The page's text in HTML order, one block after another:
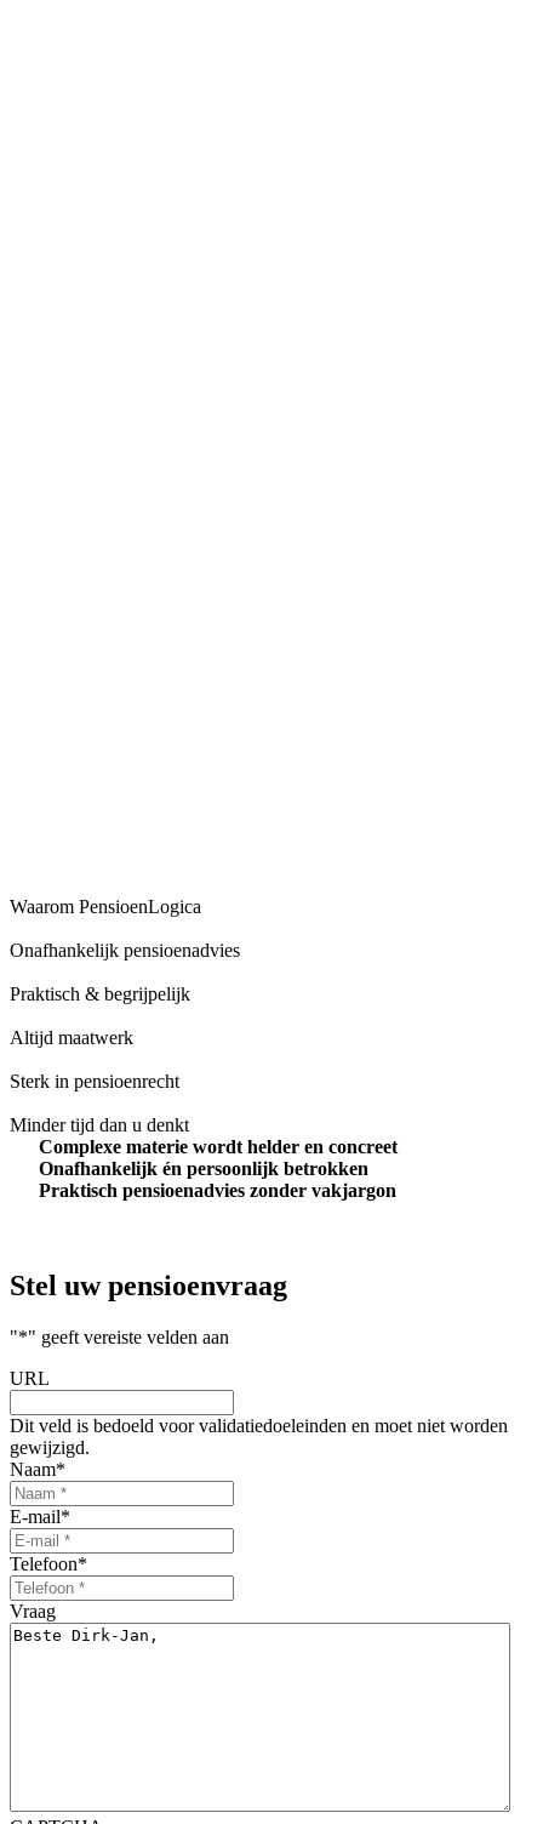
Waarom PensioenLogica
Onafhankelijk pensioenadvies
Praktisch & begrijpelijk
Altijd maatwerk
Sterk in pensioenrecht
Minder tijd dan u denkt
Complexe materie wordt helder en concreet
Onafhankelijk én persoonlijk betrokken
Praktisch pensioenadvies zonder vakjargon
Stel uwpensioenvraag
"*" geeft vereiste velden aan
URL
Dit veld is bedoeld voor validatiedoeleinden en moet niet worden
gewijzigd.
Naam*
E-mail*
Telefoon*
Vraag